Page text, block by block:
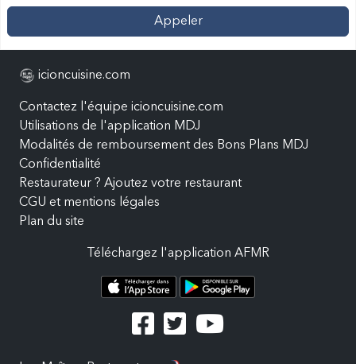
Appeler
icioncuisine.com
Contactez l'équipe icioncuisine.com
Utilisations de l'application MDJ
Modalités de remboursement des Bons Plans MDJ
Confidentialité
Restaurateur ? Ajoutez votre restaurant
CGU et mentions légales
Plan du site
Téléchargez l'application AFMR